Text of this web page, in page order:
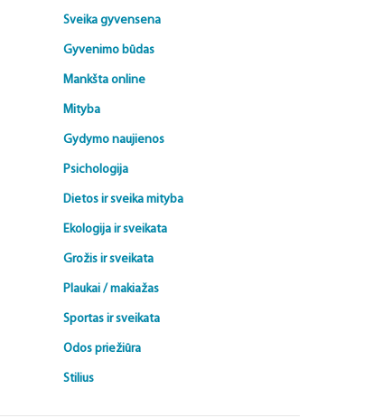
Sveika gyvensena
Gyvenimo būdas
Mankšta online
Mityba
Gydymo naujienos
Psichologija
Dietos ir sveika mityba
Ekologija ir sveikata
Grožis ir sveikata
Plaukai / makiažas
Sportas ir sveikata
Odos priežiūra
Stilius